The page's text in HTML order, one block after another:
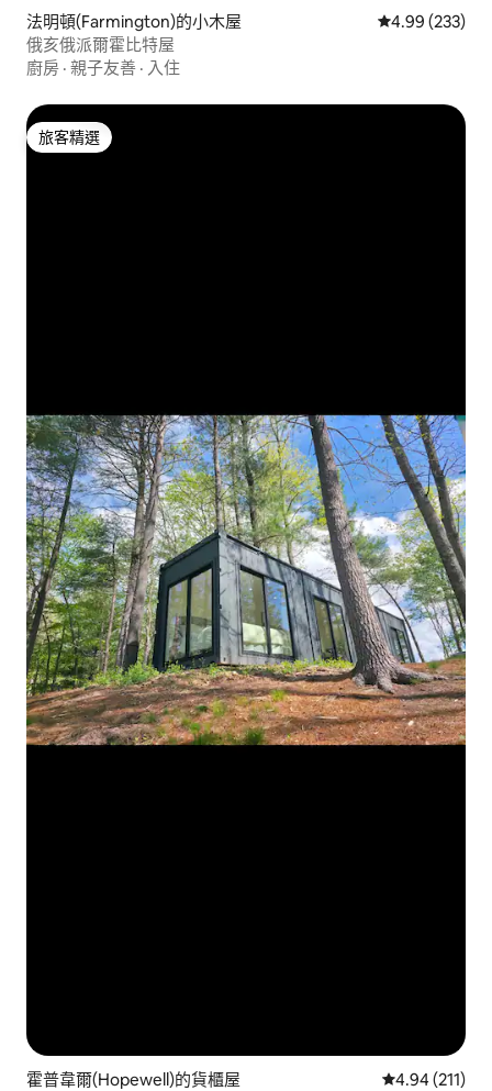
法明頓(Farmington)的小木屋 從 233 則評價
4.99 (233)
俄亥俄派爾霍比特屋
廚房 · 親子友善 · 入住
旅客精選
旅客精選
霍普韋爾(Hopewell)的貨櫃屋 從 211 則評價
4.94 (211)